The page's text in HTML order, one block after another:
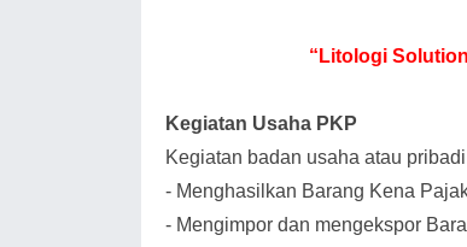
“Litologi
Kegiatan Usaha PKP
Kegiatan badan usaha atau
- Menghasilkan Barang Kena
- Mengimpor dan mengekspor